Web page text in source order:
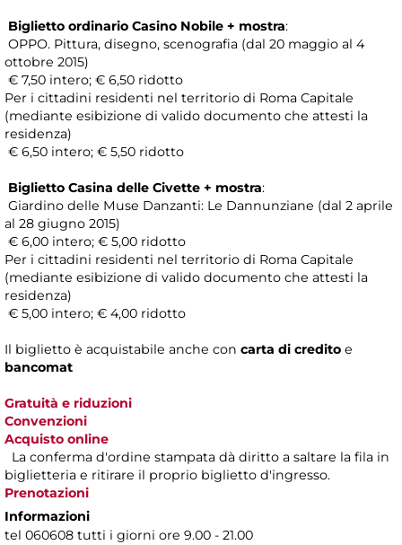
Biglietto ordinario Casino Nobile + mostra:
OPPO. Pittura, disegno, scenografia (dal 20 maggio al 4
ottobre 2015)
€ 7,50 intero; € 6,50 ridotto
Per i cittadini residenti nel territorio di Roma Capitale
(mediante esibizione di valido documento che attesti la
residenza)
€ 6,50 intero; € 5,50 ridotto
Biglietto Casina delle Civette + mostra:
Giardino delle Muse Danzanti: Le Dannunziane (dal 2 aprile
al 28 giugno 2015)
€ 6,00 intero; € 5,00 ridotto
Per i cittadini residenti nel territorio di Roma Capitale
(mediante esibizione di valido documento che attesti la
residenza)
€ 5,00 intero; € 4,00 ridotto
Il biglietto è acquistabile anche con carta di credito e
bancomat
Gratuità e riduzioni
Convenzioni
Acquisto online
La conferma d'ordine stampata dà diritto a saltare la fila in
biglietteria e ritirare il proprio biglietto d'ingresso.
Prenotazioni
Informazioni
tel 060608 tutti i giorni ore 9.00 - 21.00